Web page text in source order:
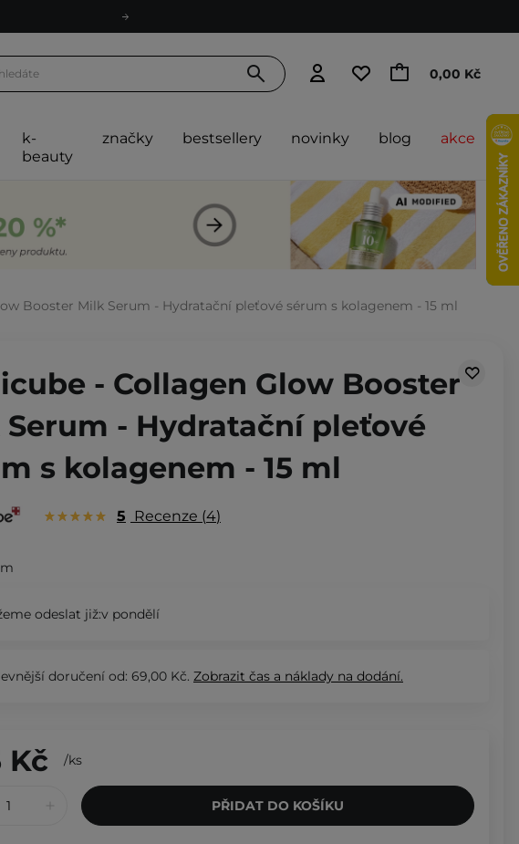
0,00 Kč
k-
beauty
značky bestsellery novinky blog akce
Booster Milk Serum - Hydratační pleťové sérum s kolagenem - 15 ml
- Collagen Glow Booster
- Hydratační pleťové
s kolagenem - 15 ml
5 Recenze 4
odeslat již:v pondělí
doručení od: 69,00 Kč. Zobrazit čas a náklady na dodání.
Kč /ks
PŘIDAT DO KOŠÍKU